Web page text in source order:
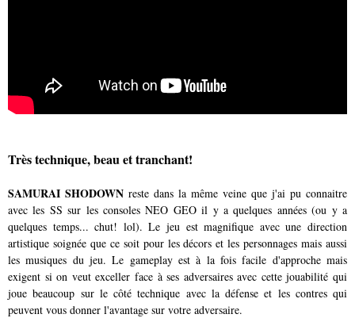
Très technique, beau et tranchant!
SAMURAI SHODOWN reste dans la même veine que j'ai pu connaitre
avec les SS sur les consoles NEO GEO il y a quelques années (ou y a
quelques temps... chut! lol). Le jeu est magnifique avec une direction
artistique soignée que ce soit pour les décors et les personnages mais aussi
les musiques du jeu. Le gameplay est à la fois facile d'approche mais
exigent si on veut exceller face à ses adversaires avec cette jouabilité qui
joue beaucoup sur le côté technique avec la défense et les contres qui
peuvent vous donner l'avantage sur votre adversaire.